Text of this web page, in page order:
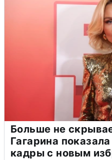
Больше не
Гагарина
кадры с новым